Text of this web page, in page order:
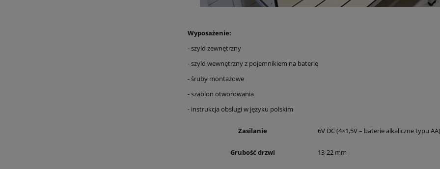
Wyposażenie:
- szyld zewnętrzny
- szyld wewnętrzny z pojemnikiem na baterię
- śruby montażowe
- szablon otworowania
- instrukcja obsługi w języku polskim
Zasilanie 6V DC (4×1,5V – baterie alkaliczne typu AA)
Grubość drzwi 13-22 mm